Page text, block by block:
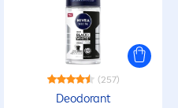
(257)
Deodorant